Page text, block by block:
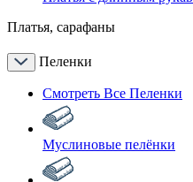
Платья, сарафаны
Пеленки
Смотреть Все Пеленки
Муслиновые пелёнки